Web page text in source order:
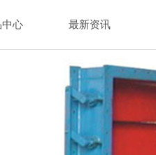
中心 最新资讯